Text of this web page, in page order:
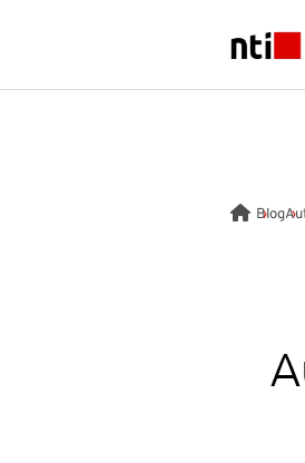
NTI logo
Blog